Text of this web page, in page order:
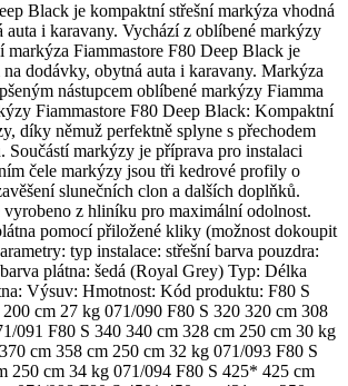
Black je kompaktní střešní markýza vhodná
auta i karavany. Vychází z oblíbené markýzy
markýza Fiammastore F80 Deep Black je
dodávky, obytná auta i karavany. Markýza
nástupcem oblíbené markýzy Fiamma
Fiammastore F80 Deep Black: Kompaktní
díky němuž perfektně splyne s přechodem
Součástí markýzy je příprava pro instalaci
čele markýzy jsou tři kedrové profily o
slunečních clon a dalších doplňků.
z hliníku pro maximální odolnost.
pomocí přiložené kliky (možnost dokoupit
typ instalace: střešní barva pouzdra:
plátna: šedá (Royal Grey) Typ: Délka
Výsuv: Hmotnost: Kód produktu: F80 S
cm 27 kg 071/090 F80 S 320 320 cm 308
091 F80 S 340 340 cm 328 cm 250 cm 30 kg
cm 358 cm 250 cm 32 kg 071/093 F80 S
250 cm 34 kg 071/094 F80 S 425* 425 cm